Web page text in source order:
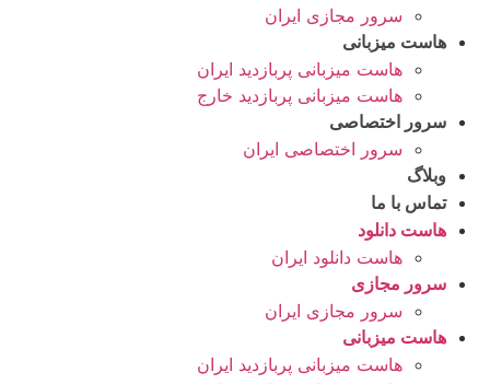
سرور مجازی ایران
هاست میزبانی
هاست میزبانی پربازدید ایران
هاست میزبانی پربازدید خارج
سرور اختصاصی
سرور اختصاصی ایران
وبلاگ
تماس با ما
هاست دانلود
هاست دانلود ایران
سرور مجازی
سرور مجازی ایران
هاست میزبانی
هاست میزبانی پربازدید ایران